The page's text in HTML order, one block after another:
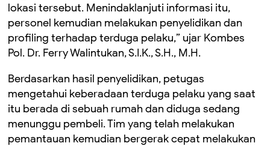
lokasi tersebut. Menindaklanjuti informasi itu,
personel kemudian melakukan penyelidikan dan
profiling terhadap terduga pelaku,” ujar Kombes
Pol. Dr. Ferry Walintukan, S.I.K., S.H., M.H.
Berdasarkan hasil penyelidikan, petugas
mengetahui keberadaan terduga pelaku yang saat
itu berada di sebuah rumah dan diduga sedang
menunggu pembeli. Tim yang telah melakukan
pemantauan kemudian bergerak cepat melakukan